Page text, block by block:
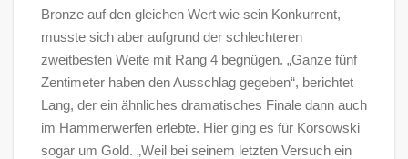
Bronze auf den gleichen Wert wie sein Konkurrent,
musste sich aber aufgrund der schlechteren
zweitbesten Weite mit Rang 4 begnügen. „Ganze fünf
Zentimeter haben den Ausschlag gegeben“, berichtet
Lang, der ein ähnliches dramatisches Finale dann auch
im Hammerwerfen erlebte. Hier ging es für Korsowski
sogar um Gold. „Weil bei seinem letzten Versuch ein